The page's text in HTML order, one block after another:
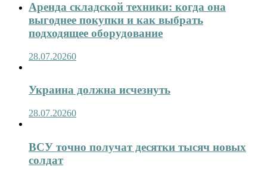
Аренда складской техники: когда она
выгоднее покупки и как выбрать
подходящее оборудование
28.07.20260
Украина должна исчезнуть
28.07.20260
ВСУ точно получат десятки тысяч новых
солдат